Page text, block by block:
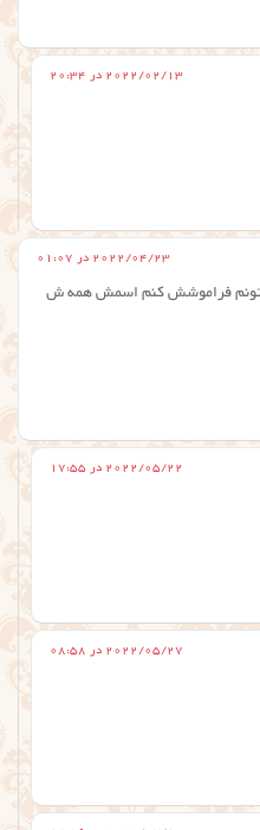
2022/02/13 در 20:34
2022/04/23 در 01:07
فراموشش کنم اسمش همه ش
2022/05/22 در 17:55
2022/05/27 در 08:58